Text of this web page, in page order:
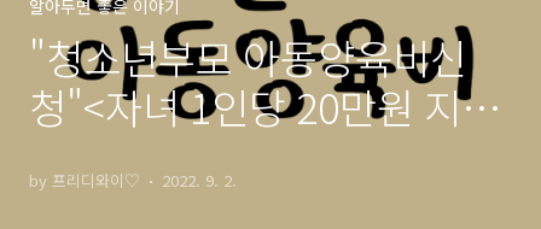
알아두면 좋은 이야기
"청소년부모 아동양육비신
청"<자녀 1인당 20만원 지원
by 프리디와이♡ 2022. 9. 2.